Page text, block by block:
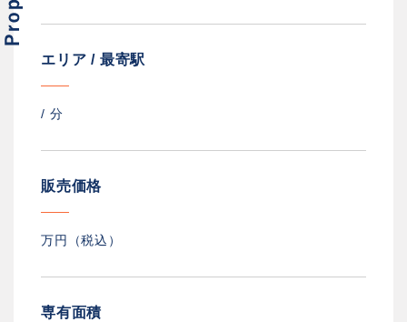
エリア / 最寄駅
/ 分
販売価格
万円（税込）
専有面積